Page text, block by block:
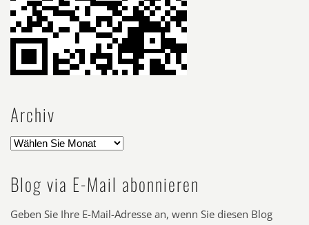
Archiv
Blog via E-Mail abonnieren
Geben Sie Ihre E-Mail-Adresse an, wenn Sie diesen Blog